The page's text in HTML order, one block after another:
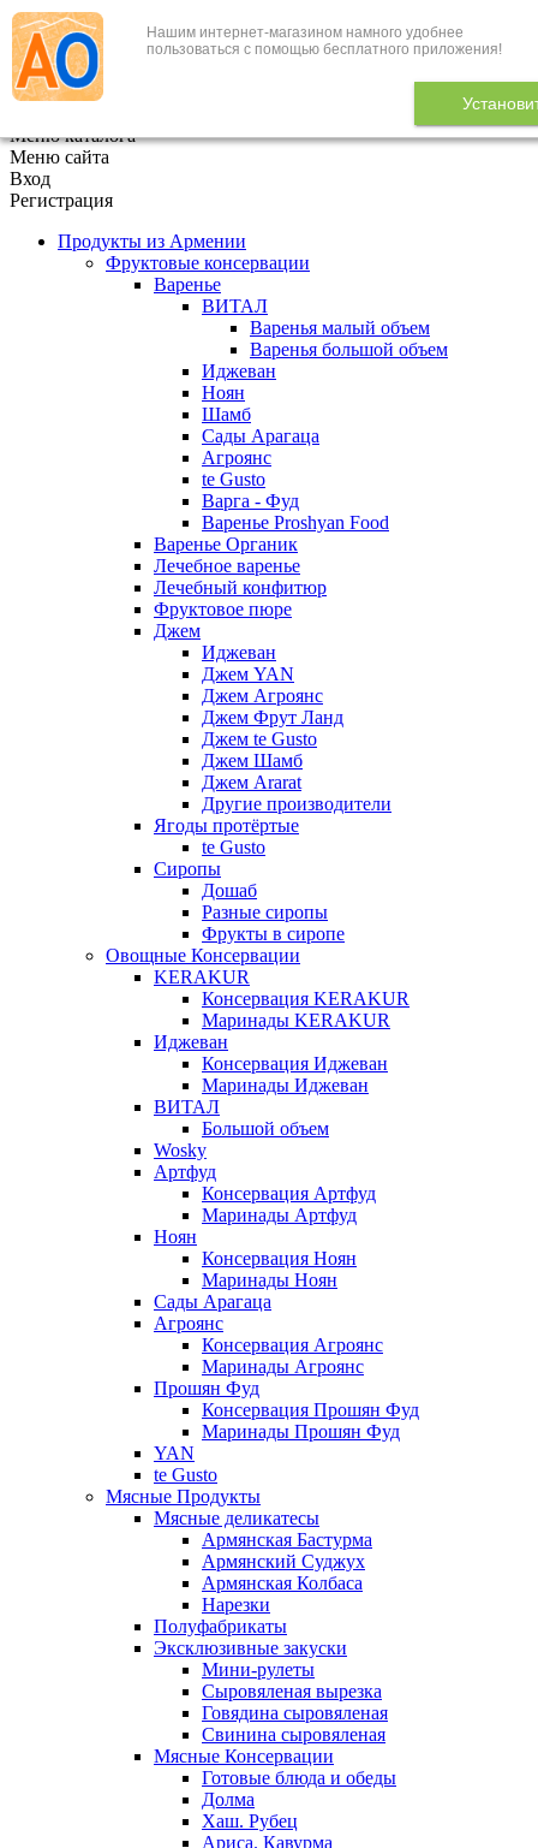
Нашим интернет-магазином намного удобнее
пользоваться с помощью бесплатного приложения!
+7 (495) 646-888-1
В корзине 0
Меню каталога
Меню сайта
Вход
Регистрация
Продукты из Армении
Фруктовые консервации
Варенье
ВИТАЛ
Варенья малый объем
Варенья большой объем
Иджеван
Ноян
Шамб
Сады Арагаца
Агроянс
te Gusto
Варга - Фуд
Варенье Proshyan Food
Варенье Органик
Лечебное варенье
Лечебный конфитюр
Фруктовое пюре
Джем
Иджеван
Джем YAN
Джем Агроянс
Джем Фрут Ланд
Джем te Gusto
Джем Шамб
Джем Ararat
Другие производители
Ягоды протёртые
te Gusto
Сиропы
Дошаб
Разные сиропы
Фрукты в сиропе
Овощные Консервации
KERAKUR
Консервация KERAKUR
Маринады KERAKUR
Иджеван
Консервация Иджеван
Маринады Иджеван
ВИТАЛ
Большой объем
Wosky
Артфуд
Консервация Артфуд
Маринады Артфуд
Ноян
Консервация Ноян
Маринады Ноян
Сады Арагаца
Агроянс
Консервация Агроянс
Маринады Агроянс
Прошян Фуд
Консервация Прошян Фуд
Маринады Прошян Фуд
YAN
te Gusto
Мясные Продукты
Мясные деликатесы
Армянская Бастурма
Армянский Суджух
Армянская Колбаса
Нарезки
Полуфабрикаты
Эксклюзивные закуски
Мини-рулеты
Сыровяленая вырезка
Говядина сыровяленая
Свинина сыровяленая
Мясные Консервации
Готовые блюда и обеды
Долма
Хаш. Рубец
Ариса. Кавурма